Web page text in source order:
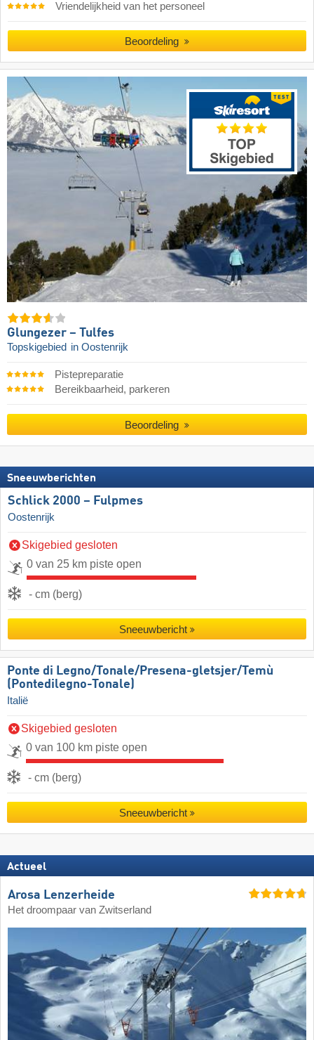
Vriendelijkheid van het personeel
Beoordeling
Glungezer – Tulfes
Topskigebied in Oostenrijk
Pistepreparatie
Bereikbaarheid, parkeren
Beoordeling
Sneeuwberichten
Schlick 2000 – Fulpmes
Oostenrijk
Skigebied gesloten
0 van 25 km piste open
- cm (berg)
Sneeuwbericht
Ponte di Legno/​​Tonale/​​Presena-gletsjer/​​Temù
(Pontedilegno-Tonale)
Italië
Skigebied gesloten
0 van 100 km piste open
- cm (berg)
Sneeuwbericht
Actueel
Arosa Lenzerheide
Het droompaar van Zwitserland